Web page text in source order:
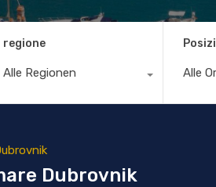
regione
Alle Regionen Alle
Dubrovnik